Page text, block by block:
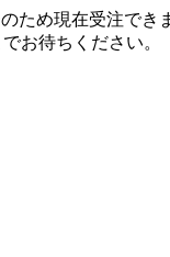
ため現在受注でき
お待ちください。